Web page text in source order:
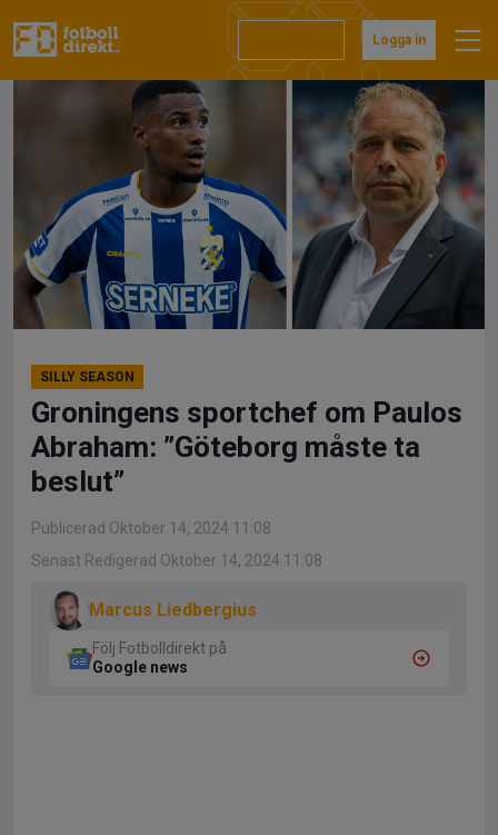
till
Logga in
SILLY SEASON
Groningens sportchef om Paulos
Abraham: ”Göteborg måste ta
beslut”
Publicerad Oktober 14, 2024 11:08
Senast Redigerad Oktober 14, 2024 11:08
Marcus Liedbergius
Följ Fotbolldirekt på
Google news